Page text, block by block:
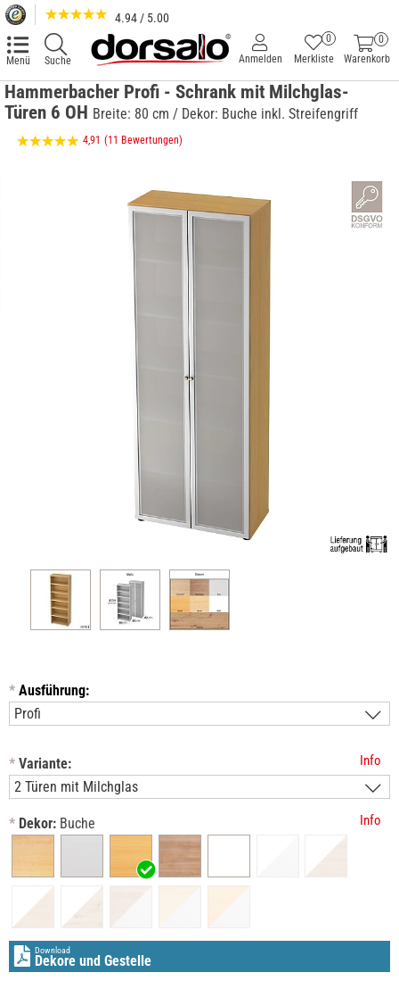
4.94 / 5.00
Menü Suche
0
Warenkorb
Merkliste
0
Anmelden
Hammerbacher Profi - Schrank mit Milchglas-
Türen 6 OH Breite: 80 cm / Dekor: Buche inkl. Streifengriff
4,91 (11 Bewertungen)
* Ausführung:
* Variante: Info
* Dekor: Buche Info
Download
Dekore und Gestelle